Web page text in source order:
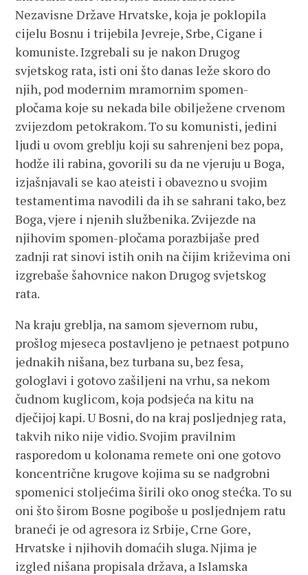
Nezavisne Države Hrvatske, koja je poklopila
cijelu Bosnu i trijebila Jevreje, Srbe, Cigane i
komuniste. Izgrebali su je nakon Drugog
svjetskog rata, isti oni što danas leže skoro do
njih, pod modernim mramornim spomen-
pločama koje su nekada bile obilježene crvenom
zvijezdom petokrakom. To su komunisti, jedini
ljudi u ovom greblju koji su sahrenjeni bez popa,
hodže ili rabina, govorili su da ne vjeruju u Boga,
izjašnjavali se kao ateisti i obavezno u svojim
testamentima navodili da ih se sahrani tako, bez
Boga, vjere i njenih službenika. Zvijezde na
njihovim spomen-pločama porazbijaše pred
zadnji rat sinovi istih onih na čijim križevima oni
izgrebaše šahovnice nakon Drugog svjetskog
rata.
Na kraju greblja, na samom sjevernom rubu,
prošlog mjeseca postavljeno je petnaest potpuno
jednakih nišana, bez turbana su, bez fesa,
gologlavi i gotovo zašiljeni na vrhu, sa nekom
čudnom kuglicom, koja podsjeća na kitu na
dječijoj kapi. U Bosni, do na kraj posljednjeg rata,
takvih niko nije vidio. Svojim pravilnim
rasporedom u kolonama remete oni one gotovo
koncentrične krugove kojima su se nadgrobni
spomenici stoljećima širili oko onog stećka. To su
oni što širom Bosne pogiboše u posljednjem ratu
braneći je od agresora iz Srbije, Crne Gore,
Hrvatske i njihovih domaćih sluga. Njima je
izgled nišana propisala država, a Islamska